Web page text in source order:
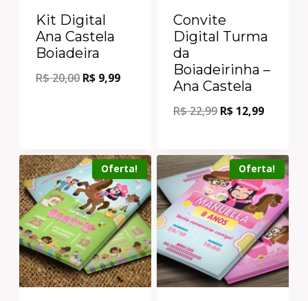
Kit Digital
Ana Castela
Boiadeira
R$20,00 R$ 9,99
Convite
Digital Turma
da
Boiadeirinha –
Ana Castela
R$22,99 R$ 12,99
Oferta! Oferta!